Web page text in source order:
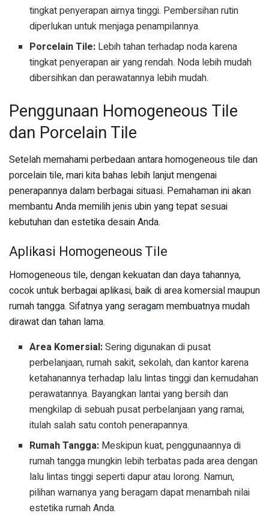
tingkat penyerapan airnya tinggi. Pembersihan rutin
diperlukan untuk menjaga penampilannya.
Porcelain Tile: Lebih tahan terhadap noda karena
tingkat penyerapan air yang rendah. Noda lebih mudah
dibersihkan dan perawatannya lebih mudah.
Penggunaan Homogeneous Tile
dan Porcelain Tile
Setelah memahami perbedaan antara homogeneous tile dan
porcelain tile, mari kita bahas lebih lanjut mengenai
penerapannya dalam berbagai situasi. Pemahaman ini akan
membantu Anda memilih jenis ubin yang tepat sesuai
kebutuhan dan estetika desain Anda.
Aplikasi Homogeneous Tile
Homogeneous tile, dengan kekuatan dan daya tahannya,
cocok untuk berbagai aplikasi, baik di area komersial maupun
rumah tangga. Sifatnya yang seragam membuatnya mudah
dirawat dan tahan lama.
Area Komersial:Sering digunakan di pusat
perbelanjaan, rumah sakit, sekolah, dan kantor karena
ketahanannya terhadap lalu lintas tinggi dan kemudahan
perawatannya. Bayangkan lantai yang bersih dan
mengkilap di sebuah pusat perbelanjaan yang ramai,
itulah salah satu contoh penerapannya.
Rumah Tangga: Meskipun kuat, penggunaannya di
rumah tangga mungkin lebih terbatas pada area dengan
lalu lintas tinggi seperti dapur atau lorong. Namun,
pilihan warnanya yang beragam dapat menambah nilai
estetika rumah Anda.